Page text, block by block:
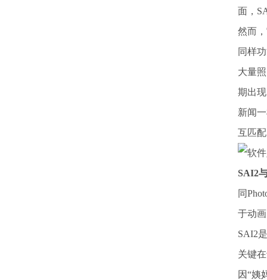
面，
然而
同样
大量
期出
新闻
互匹
SAI2
同
于动
SAI2
关键
因“姨